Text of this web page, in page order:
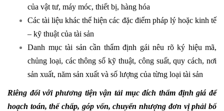
của vật tư, máy móc, thiết bị, hàng hóa
Các tài liệu khác thể hiện các đặc điểm pháp lý hoặc kinh tế
– kỹ thuật của tài sản
Danh mục tài sản cần thẩm định gái nêu rõ ký hiệu mã,
chủng loại, các thông số kỹ thuật, công suất, quy cách, nơi
sản xuất, năm sản xuất và số lượng của từng loại tài sản
Riêng đối với phương tiện vận tải mục đích thẩm định giá để
hoạch toán, thế chấp, góp vốn, chuyển nhượng đơn vị phải bố